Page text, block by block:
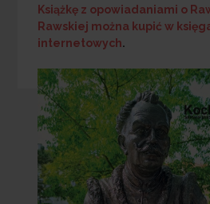
Książkę z opowiadaniami o
Rawskiej można kupić w
internetowych.